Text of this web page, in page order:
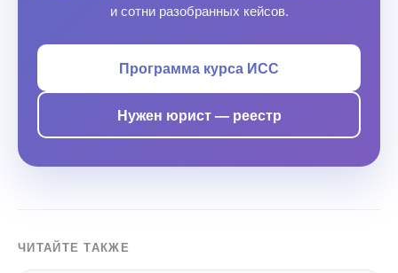
и сотни разобранных кейсов.
Программа курса ИСС
Нужен юрист — реестр
ЧИТАЙТЕ ТАКЖЕ